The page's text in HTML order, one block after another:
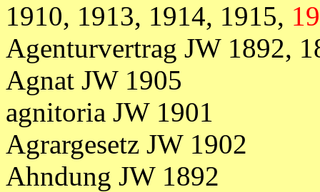
1910, 1913, 1914, 1915,
Agenturvertrag JW 1892,
Agnat JW 1905
agnitoria JW 1901
Agrargesetz JW 1902
Ahndung JW 1892